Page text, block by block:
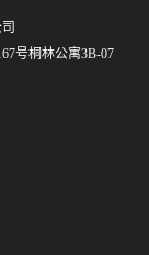
号桐林公寓3B-07